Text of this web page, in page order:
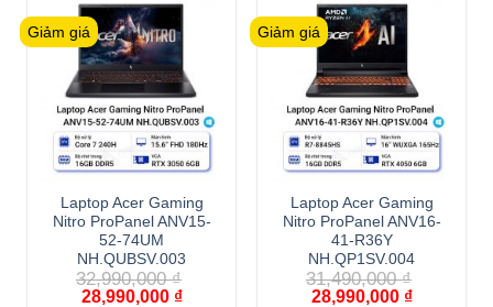
Giảm giá
Laptop Acer Gaming
Nitro ProPanel ANV15-
52-74UM
NH.QUBSV.003
32,990,000₫
28,990,000 ₫
Giảm giá
Laptop Acer Gaming
Nitro ProPanel ANV16-
41-R36Y
NH.QP1SV.004
31,490,000₫
28,990,000 ₫